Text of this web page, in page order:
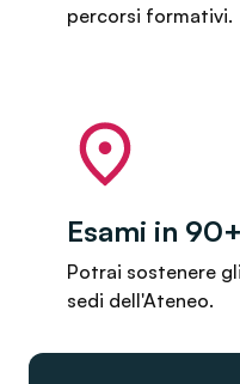
percorsi formativi.
Esami in
Potrai sostenere
sedi dell'Ateneo.